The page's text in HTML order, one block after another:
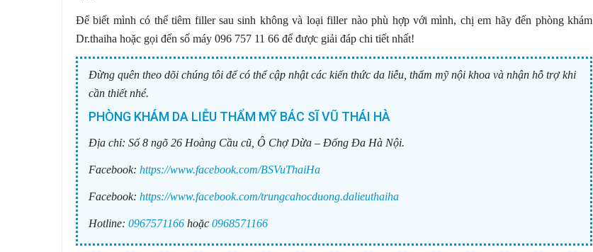
Để biết mình có thể tiêm filler sau sinh không và loại filler nào phù hợp với mình, chị em hãy đến phòng khám
Dr.thaiha hoặc gọi đến số máy 096 757 11 66 để được giải đáp chi tiết nhất!
Đừng quên theo dõi chúng tôi để có thể cập nhật các kiến thức da liễu, thẩm mỹ nội khoa và nhận hỗ trợ khi
cần thiết nhé.
PHÒNG KHÁM DA LIỄU THẨM MỸ BÁC SĨ VŨ THÁI HÀ
Địa chỉ: Số 8 ngõ 26 Hoàng Cầu cũ, Ô Chợ Dừa – Đống Đa Hà Nội.
Facebook: https://www.facebook.com/BSVuThaiHa
Facebook: https://www.facebook.com/trungcahocduong.dalieuthaiha
Hotline: 0967571166 hoặc 0968571166